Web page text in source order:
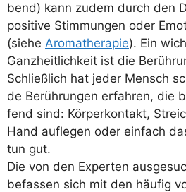
bend) kann zudem durch den
posi­ti­ve Stim­mun­gen oder
(sie­he Aro­ma­the­ra­pie). Ein
Ganz­heit­lich­keit ist die
Schließ­lich hat jeder Mensch
de Berüh­run­gen erfah­ren, die
fend sind: Kör­per­kon­takt,
Hand auf­le­gen oder ein­fach
tun gut.
Die von den Exper­ten
befas­sen sich mit den häu­fig